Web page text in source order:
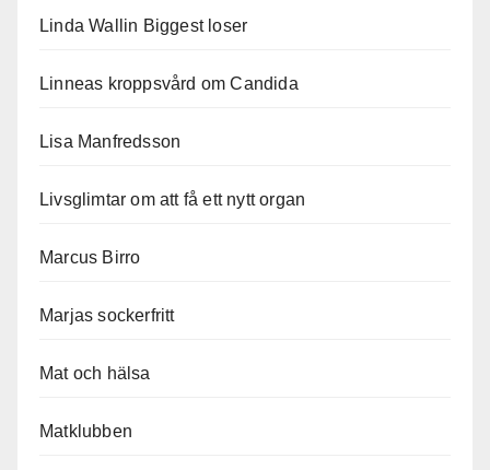
Linda Wallin Biggest loser
Linneas kroppsvård om Candida
Lisa Manfredsson
Livsglimtar om att få ett nytt organ
Marcus Birro
Marjas sockerfritt
Mat och hälsa
Matklubben